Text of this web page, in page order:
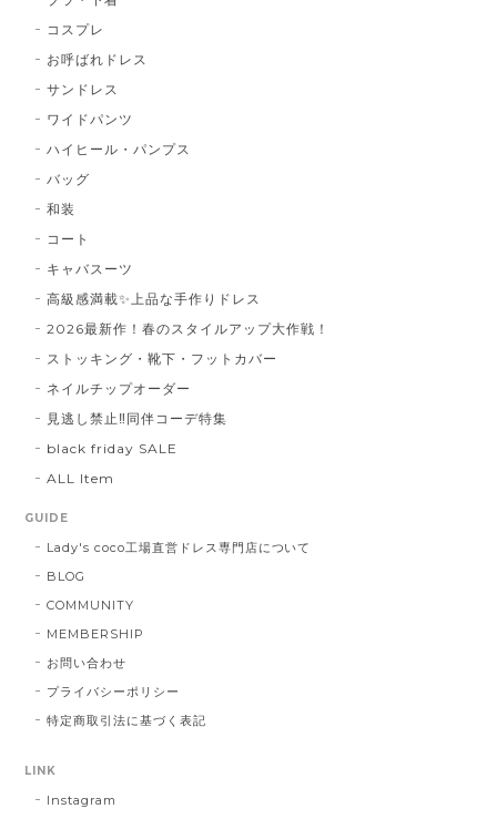
コスプレ
お呼ばれドレス
サンドレス
ワイドパンツ
ハイヒール・パンプス
バッグ
和装
コート
キャバスーツ
高級感満載✨上品な手作りドレス
2026最新作！春のスタイルアップ大作戦！
ストッキング・靴下・フットカバー
ネイルチップオーダー
見逃し禁止‼同伴コーデ特集
black friday SALE
ALL Item
GUIDE
Lady's coco工場直営ドレス専門店について
BLOG
COMMUNITY
MEMBERSHIP
お問い合わせ
プライバシーポリシー
特定商取引法に基づく表記
LINK
Instagram